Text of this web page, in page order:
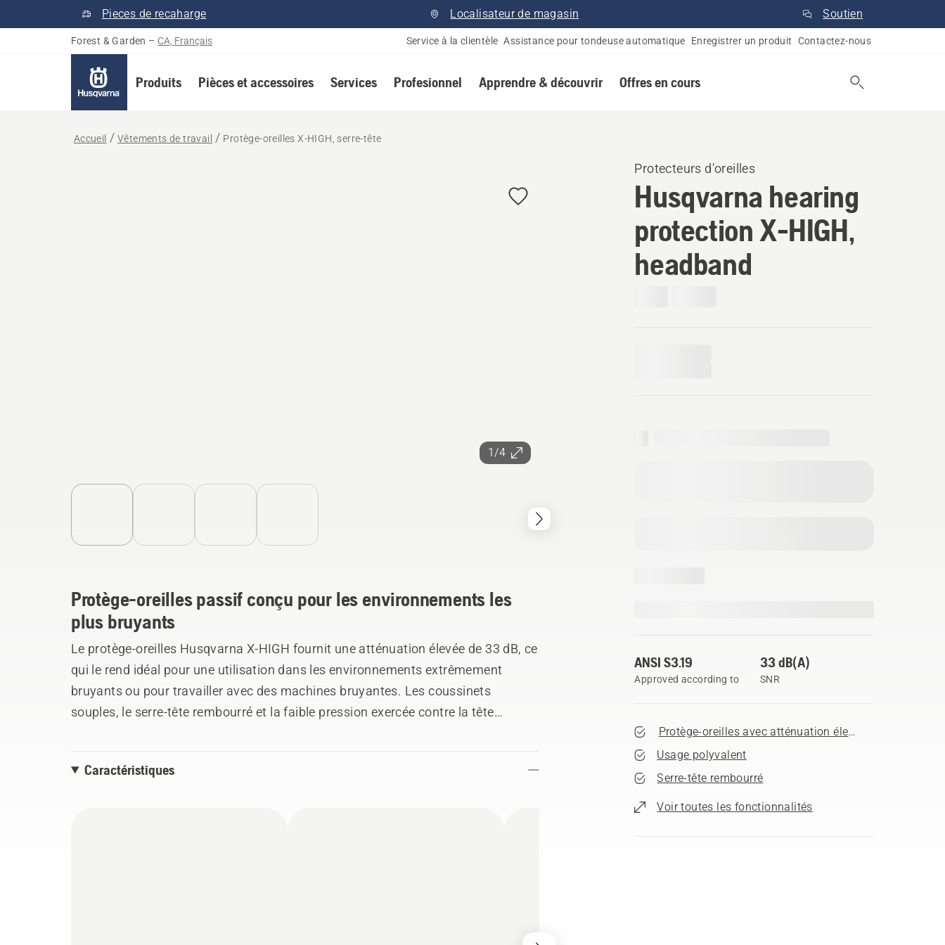
Pieces de recaharge Localisateur de magasin Soutien
Forest & Garden – CA, Français Service à la clientèle Assistance pour tondeuse automatique Enregistrer un produit Contactez-nous
Produits Pièces et accessoires Services Profesionnel Apprendre & découvrir Offres en cours
Accueil Vêtements de travail Protège-oreilles X-HIGH, serre-tête
1/4
Protecteurs d'oreilles
Husqvarna hearing
protection X-HIGH,
headband
ANSI S3.19
Approved according to
33 dB(A)
SNR
Protège-oreilles avec atténuation élevée de 33 dB
Usage polyvalent
Serre-tête rembourré
Voir toutes les fonctionnalités
Protège-oreilles passif conçu pour les environnements les
plus bruyants
Le protège-oreilles Husqvarna X-HIGH fournit une atténuation élevée de 33 dB, ce
qui le rend idéal pour une utilisation dans les environnements extrêmement
bruyants ou pour travailler avec des machines bruyantes. Les coussinets
souples, le serre-tête rembourré et la faible pression exercée contre la tête
gamme de tâches et de besoins.
Caractéristiques